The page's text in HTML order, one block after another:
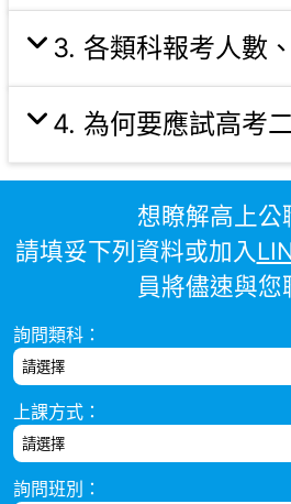
3. 各類科報考人數
4. 為何要應試高考
想瞭解高上公
請填妥下列資料或加入
員將儘速與您
詢問類科：
上課方式：
詢問班別：